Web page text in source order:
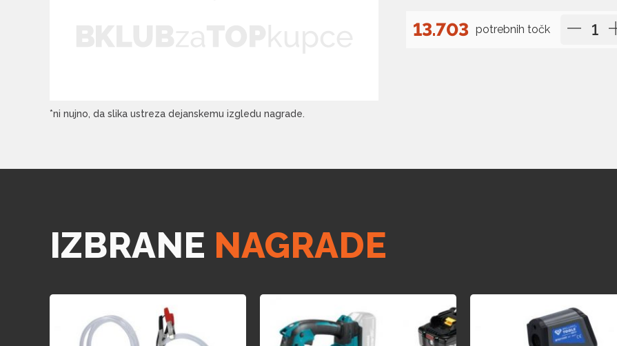
*ni nujno, da slika ustreza dejanskemu izgledu nagrade.
13.703 potrebnih točk
IZBRANE NAGRADE